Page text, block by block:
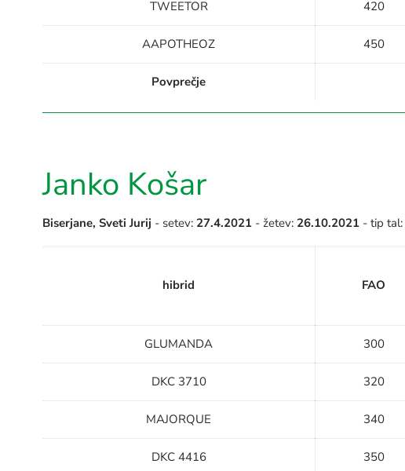
TWEETOR 420
AAPOTHEOZ 450
Povprečje
Janko Košar
Biserjane, Sveti Jurij - setev: 27.4.2021 - žetev: 26.10.2021 - tip tal:
hibrid FAO
GLUMANDA 300
DKC 3710 320
MAJORQUE 340
DKC 4416 350